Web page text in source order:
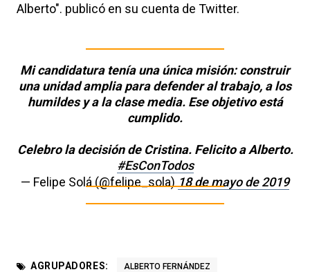
Alberto". publicó en su cuenta de Twitter.
Mi candidatura tenía una única misión: construir
una unidad amplia para defender al trabajo, a los
humildes y a la clase media. Ese objetivo está
cumplido.
Celebro la decisión de Cristina. Felicito a Alberto.
#EsConTodos
— Felipe Solá (@felipe_sola) 18 de mayo de 2019
AGRUPADORES: ALBERTO FERNÁNDEZ